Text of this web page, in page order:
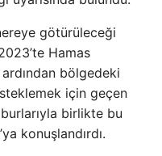
götürüleceği
Hamas
ardından bölgedeki
için geçen
birlikte bu
konuşlandırdı.